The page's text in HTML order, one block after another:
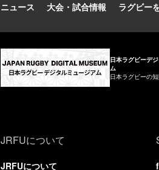
ニュース 大会・試合情報 ラグビー
日本ラグビーデ
ム
日本ラグビーの
JRFUについて
JRFUについて